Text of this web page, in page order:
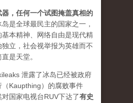
，任何一个试图掩盖真相的
岛是全球最民主的国家之一，
本精神、网络自由是现代精
立，社会视举报为英雄而不
是天堂。
泄露了冰岛已经被政府
Kaupthing）的腐败事件
国家电视台RUV下达了有史